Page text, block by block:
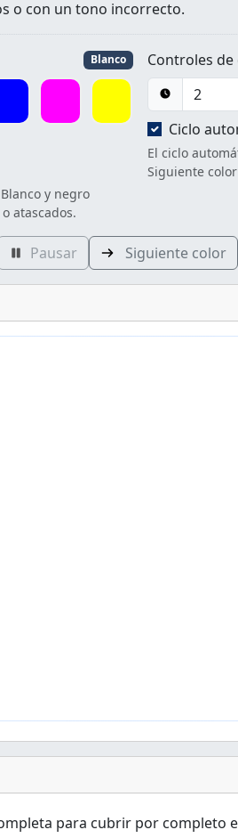
o con un tono incorrecto.
Blanco
y negro
atascados.
Controles de
Ciclo
El ciclo
Siguiente
Pausar Siguiente color
para cubrir por completo